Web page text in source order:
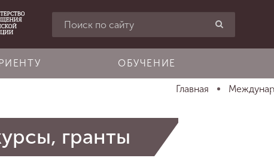
ОБУЧЕНИЕ
Главная
гранты